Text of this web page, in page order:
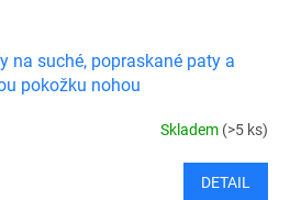
na suché, popraskané paty a
pokožku nohou
Skladem (>5 ks)
DETAIL